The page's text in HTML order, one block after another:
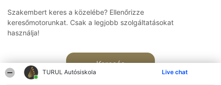
TURUL Autósiskola Live chat
Szakembert keres a közelébe? Ellenőrizze
keresőmotorunkat. Csak a legjobb szolgáltatásokat
használja!
Keresés